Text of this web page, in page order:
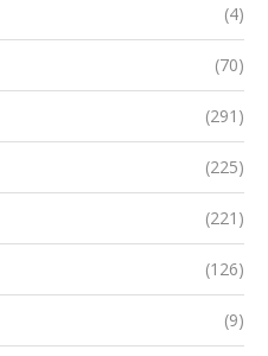
(4)
(70)
(291)
(225)
(221)
(126)
(9)